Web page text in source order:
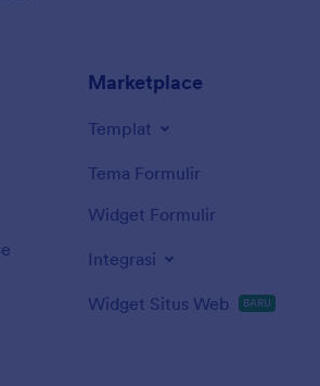
Marketplace
Templat
Tema Formulir
Widget Formulir
Integrasi
Widget Situs Web BARU